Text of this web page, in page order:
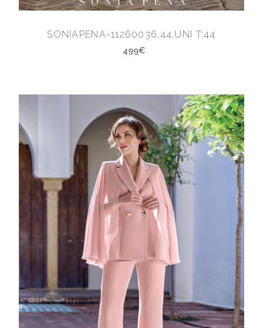
SONIAPENA-11260036.44.UNI T:44
499€